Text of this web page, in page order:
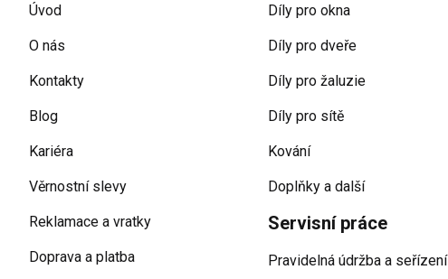
Úvod
O nás
Kontakty
Blog
Kariéra
Věrnostní slevy
Reklamace a vratky
Doprava a platba
Díly pro okna
Díly pro dveře
Díly pro žaluzie
Díly pro sítě
Kování
Doplňky a další
Servisní práce
Pravidelná údržba a seřízení